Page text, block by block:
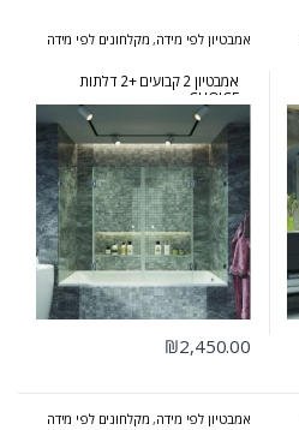
אמבטיון לפי מידה, מקלחונים לפי מידה
אמבטיון 2 קבועים +2 דלתות
CHOICE
₪2,450.00
אמבטיון לפי מידה, מקלחונים לפי מידה